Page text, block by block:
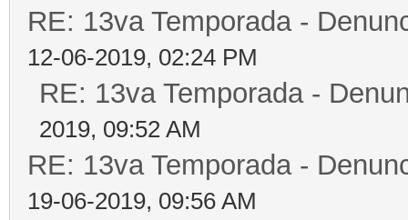
RE: 13va Temporada -
12-06-2019, 02:24 PM
RE: 13va Temporada -
2019, 09:52 AM
RE: 13va Temporada -
19-06-2019, 09:56 AM